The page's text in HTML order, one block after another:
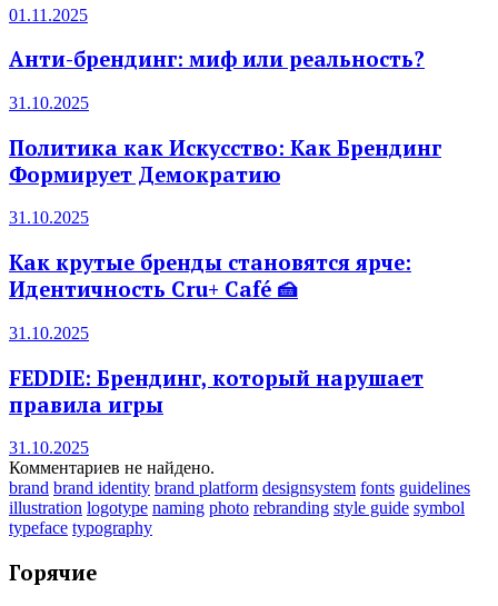
01.11.2025
Анти-брендинг: миф или реальность?
31.10.2025
Политика как Искусство: Как Брендинг
Формирует Демократию
31.10.2025
Как крутые бренды становятся ярче:
Идентичность Cru+ Café 🍰
31.10.2025
FEDDIE: Брендинг, который нарушает
правила игры
31.10.2025
Комментариев не найдено.
brand brand identity brand platform designsystem fonts guidelines
illustration logotype naming photo rebranding style guide symbol
typeface typography
Горячие